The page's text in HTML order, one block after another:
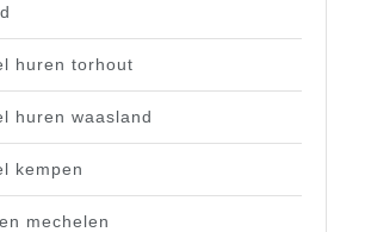
huren torhout
huren waasland
kempen
mechelen